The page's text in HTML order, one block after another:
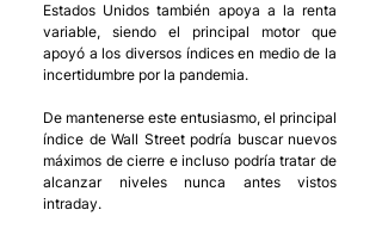
Estados Unidos también apoya a la renta
variable, siendo el principal motor que
apoyó a los diversos índices en medio de la
incertidumbre por la pandemia.
De mantenerse este entusiasmo, el principal
índice de Wall Street podría buscar nuevos
máximos de cierre e incluso podría tratar de
alcanzar niveles nunca antes vistos
intraday.